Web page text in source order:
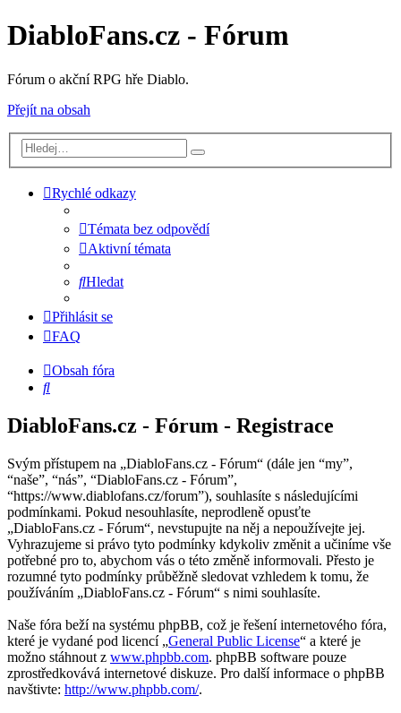
DiabloFans.cz - Fórum
Fórum o akční RPG hře Diablo.
Přejít na obsah
Rychlé odkazy
Témata bez odpovědí
Aktivní témata
Hledat
Přihlásit se
FAQ
Obsah fóra
Hledat
DiabloFans.cz - Fórum - Registrace
Svým přístupem na „DiabloFans.cz - Fórum“ (dále jen “my”,
“naše”, “nás”, “DiabloFans.cz - Fórum”,
“https://www.diablofans.cz/forum”), souhlasíte s následujícími
podmínkami. Pokud nesouhlasíte, neprodleně opusťte
„DiabloFans.cz - Fórum“, nevstupujte na něj a nepoužívejte jej.
Vyhrazujeme si právo tyto podmínky kdykoliv změnit a učiníme vše
potřebné pro to, abychom vás o této změně informovali. Přesto je
rozumné tyto podmínky průběžně sledovat vzhledem k tomu, že
používáním „DiabloFans.cz - Fórum“ s nimi souhlasíte.
Naše fóra beží na systému phpBB, což je řešení internetového fóra,
které je vydané pod licencí „General Public License“ a které je
možno stáhnout z www.phpbb.com. phpBB software pouze
zprostředkovává internetové diskuze. Pro další informace o phpBB
navštivte: http://www.phpbb.com/.